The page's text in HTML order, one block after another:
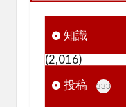
知識
(2,016)
投稿
333